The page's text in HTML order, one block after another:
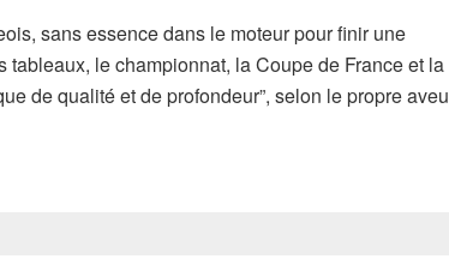
sans essence dans le moteur pour finir une
le championnat, la Coupe de France et la
de qualité et de profondeur”, selon le propre aveu